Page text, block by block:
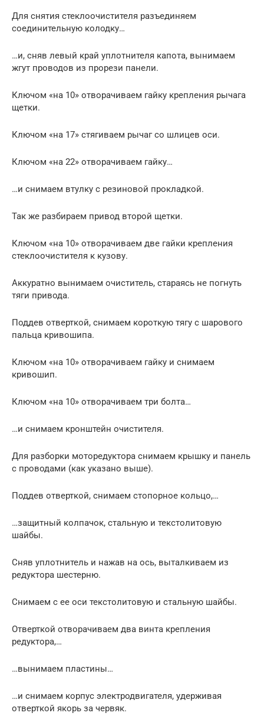
Для снятия стеклоочистителя разъединяем
соединительную колодку…
…и, сняв левый край уплотнителя капота, вынимаем
жгут проводов из прорези панели.
Ключом «на 10» отворачиваем гайку крепления рычага
щетки.
Ключом «на 17» стягиваем рычаг со шлицев оси.
Ключом «на 22» отворачиваем гайку…
…и снимаем втулку с резиновой прокладкой.
Так же разбираем привод второй щетки.
Ключом «на 10» отворачиваем две гайки крепления
стеклоочистителя к кузову.
Аккуратно вынимаем очиститель, стараясь не погнуть
тяги привода.
Поддев отверткой, снимаем короткую тягу с шарового
пальца кривошипа.
Ключом «на 10» отворачиваем гайку и снимаем
кривошип.
Ключом «на 10» отворачиваем три болта…
…и снимаем кронштейн очистителя.
Для разборки моторедуктора снимаем крышку и панель
с проводами (как указано выше).
Поддев отверткой, снимаем стопорное кольцо,…
…защитный колпачок, стальную и текстолитовую
шайбы.
Сняв уплотнитель и нажав на ось, выталкиваем из
редуктора шестерню.
Снимаем с ее оси текстолитовую и стальную шайбы.
Отверткой отворачиваем два винта крепления
редуктора,…
…вынимаем пластины…
…и снимаем корпус электродвигателя, удерживая
отверткой якорь за червяк.